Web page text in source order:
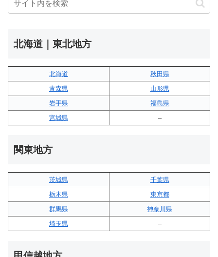
北海道｜東北地方
北海道
秋田県
青森県
山形県
岩手県
福島県
宮城県
–
関東地方
茨城県
千葉県
栃木県
東京都
群馬県
神奈川県
埼玉県
–